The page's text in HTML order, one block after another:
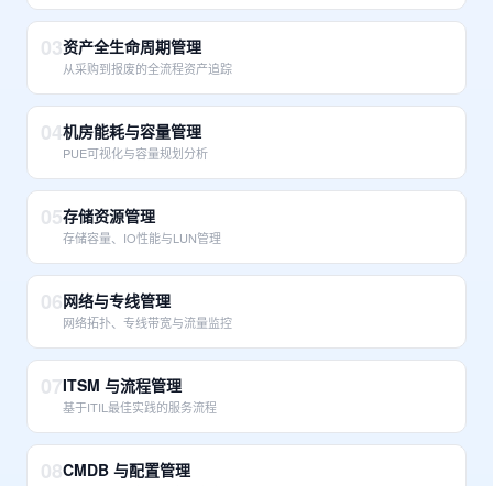
03资产全生命周期管理
从采购到报废的全流程资产追踪
04机房能耗与容量管理
PUE可视化与容量规划分析
05存储资源管理
存储容量、IO性能与LUN管理
06网络与专线管理
网络拓扑、专线带宽与流量监控
07ITSM 与流程管理
基于ITIL最佳实践的服务流程
08CMDB 与配置管理